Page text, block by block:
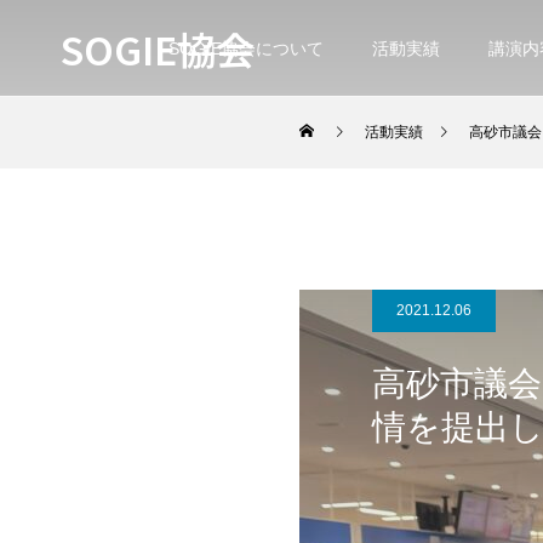
SOGIE協会
SOGIE協会について 活動実績 講演内
活動実績 高砂市議
2021.12.06
高砂市議
情を提出